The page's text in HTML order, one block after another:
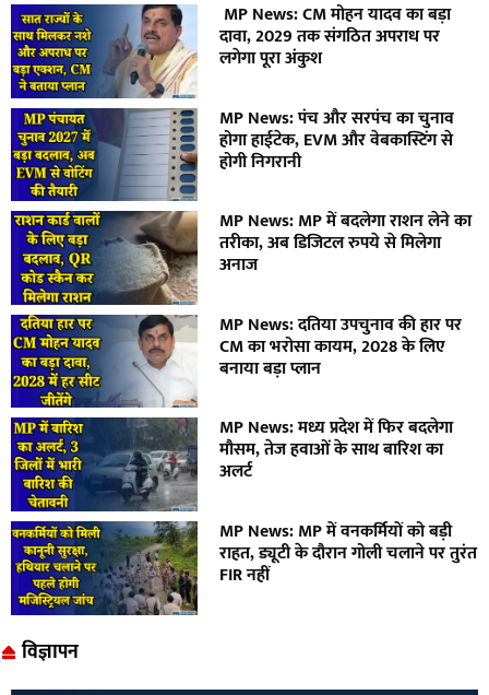
MP News: CM मोहन यादव का बड़ा
दावा, 2029 तक संगठित अपराध पर
लगेगा पूरा अंकुश
MP News: पंच और सरपंच का चुनाव
होगा हाईटेक, EVM और वेबकास्टिंग से
होगी निगरानी
MP News: MP में बदलेगा राशन लेने का
तरीका, अब डिजिटल रुपये से मिलेगा
अनाज
MP News: दतिया उपचुनाव की हार पर
CM का भरोसा कायम, 2028 के लिए
बनाया बड़ा प्लान
MP News: मध्य प्रदेश में फिर बदलेगा
मौसम, तेज हवाओं के साथ बारिश का
अलर्ट
MP News: MP में वनकर्मियों को बड़ी
राहत, ड्यूटी के दौरान गोली चलाने पर तुरंत
FIR नहीं
विज्ञापन